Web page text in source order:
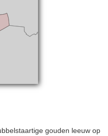
gouden leeuw op